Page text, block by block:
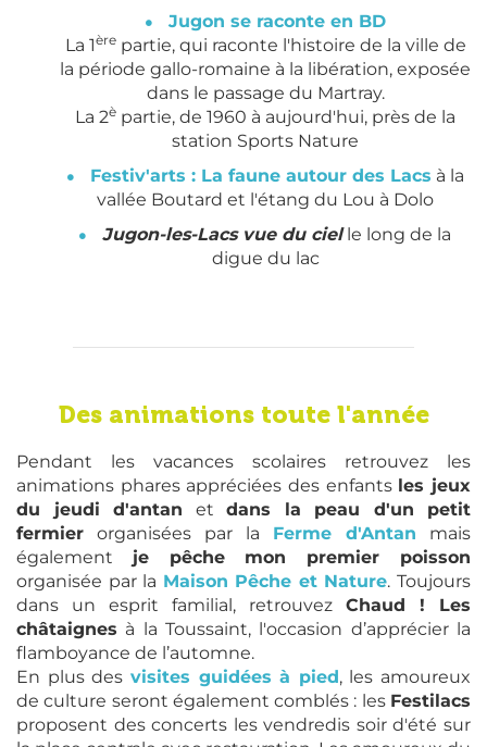
Jugon se raconte en BD
La 1èrepartie, qui raconte l'histoire de la ville de
la période gallo-romaine à la libération, exposée
dans le passage du Martray.
La 2è partie, de 1960 à aujourd'hui, près de la
station Sports Nature
Festiv'arts : La faune autour des Lacs à la
vallée Boutard et l'étang du Lou à Dolo
Jugon-les-Lacs vue du cielle long de la
digue du lac
Des animations toute l'année
Pendant les vacances scolaires retrouvez les
animations phares appréciées des enfants les jeux
du jeudi d'antan et dans la peau d'un petit
fermier organisées par la Ferme d'Antan mais
également je pêche mon premier poisson
organisée par la Maison Pêche et Nature. Toujours
dans un esprit familial, retrouvez Chaud ! Les
châtaignes à la Toussaint, l'occasion d’apprécier la
flamboyance de l’automne.
En plus des visites guidées à pied, les amoureux
de culture seront également comblés : les Festilacs
proposent des concerts les vendredis soir d'été sur